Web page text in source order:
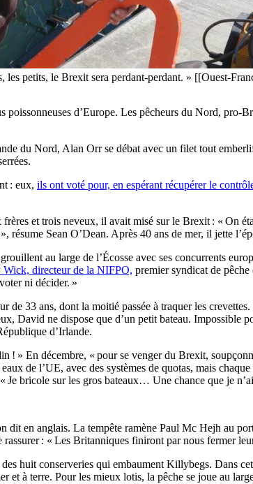
petits, le Brexit sera perdant-perdant. » [[Ouest-
d’Europe. Les pêcheurs du Nord, pro-
du Nord, Alan Orr se débat avec un filet tout
: eux, ils ont voté pour, en espérant récupérer le
et trois neveux, il avait misé sur le Brexit : « On
résume Sean O’Dean. Après 40 ans de mer, il jette
au large de l’Écosse avec ses concurrents
Wick, directeur de la NIFPO, premier syndicat de
ni décider. »
33 ans, dont la moitié passée à traquer les
David ne dispose que d’un petit bateau. Impossible
d’Irlande.
! » En décembre, « pour se venger du Brexit,
de l’UE, avec des systèmes de quotas, mais
bricole sur les gros bateaux… Une chance que je
dit en anglais. La tempête ramène Paul Mc Hejh au
: « Les Britanniques finiront par nous fermer
huit conserveries qui embaument Killybegs. Dans
et à terre. Pour les mieux lotis, la pêche se joue au